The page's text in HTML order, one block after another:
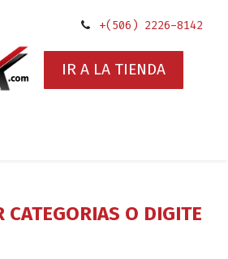
+(506) 2226-8142
IR A LA TIENDA
CATEGORIAS O DIGITE